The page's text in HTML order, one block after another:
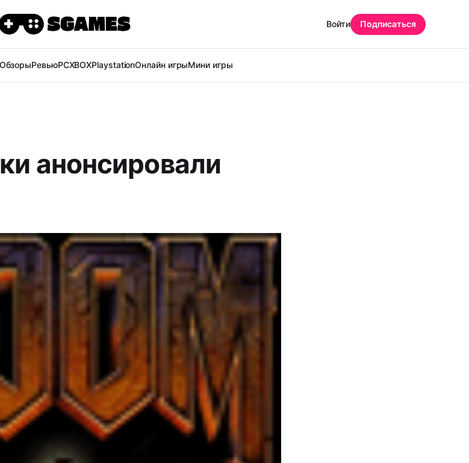
ОбзорыРевьюPCXBOXPlaystationОнлайн игрыМини игры
Войти Подписаться
анонсировали